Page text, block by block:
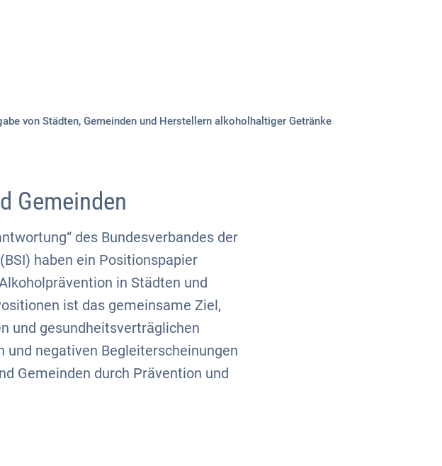
von Städten, Gemeinden und Herstellern alkoholhaltiger Getränke
Gemeinden
des Bundesverbandes der
haben ein Positionspapier
in Städten und
ist das gemeinsame Ziel,
und gesundheitsverträglichen
negativen Begleiterscheinungen
Gemeinden durch Prävention und